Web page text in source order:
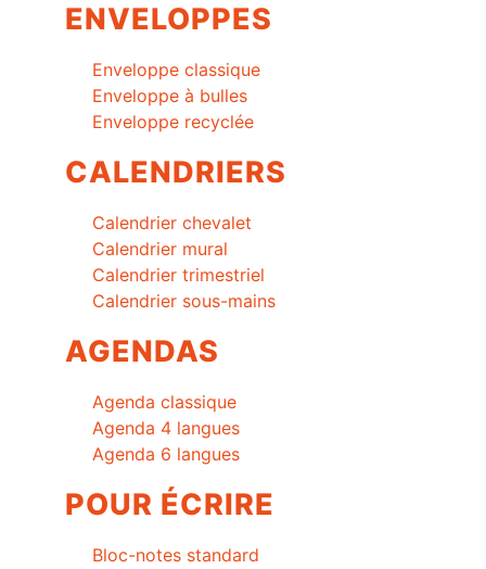
ENVELOPPES
Enveloppe classique
Enveloppe à bulles
Enveloppe recyclée
CALENDRIERS
Calendrier chevalet
Calendrier mural
Calendrier trimestriel
Calendrier sous-mains
AGENDAS
Agenda classique
Agenda 4 langues
Agenda 6 langues
POUR ÉCRIRE
Bloc-notes standard